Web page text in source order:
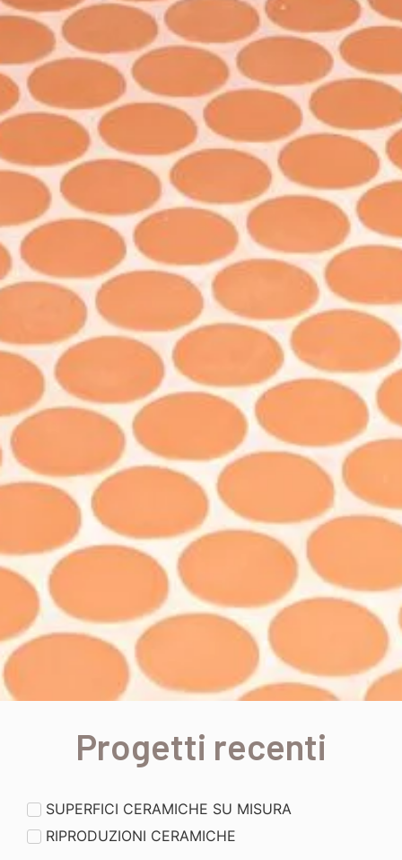
I nostri
progetti
Progetti recenti
SUPERFICI CERAMICHE SU MISURA
RIPRODUZIONI CERAMICHE